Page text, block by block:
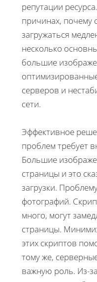
репутации
причинах, почему
загружаться
несколько
большие
серверов и
сети.
Эффективное
проблем требует
Большие
страницы и это
загрузки.
фотографий.
много, могут
страницы.
этих скриптов
тому же,
важную роль. Из-